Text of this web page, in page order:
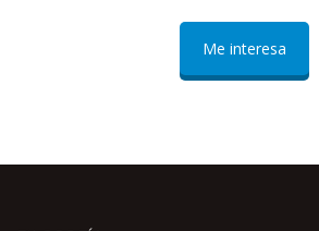
Me interesa